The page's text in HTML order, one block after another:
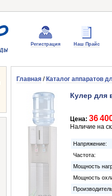
Регистрация Наш Прайс
Главная / Каталог аппаратов
Кулер для
Цена: 36
Наличие на
Напряжение:
Частота:
Мощность
Мощность